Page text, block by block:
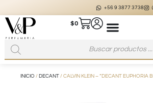
+56 9 3877 3738 @vyp_store.chile
$0
INICIO / DECANT / CALVIN KLEIN – “DECANT EUPHORIA